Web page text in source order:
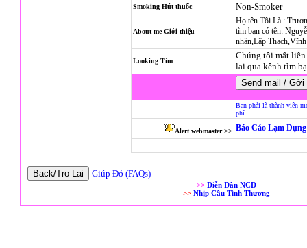
Smoking Hút thuốc Non-Smoker
About me Giới thiệu
Họ tên Tôi Là :
tìm bạn có tên:
nhân,Lập
Looking Tìm
Chúng tôi mất
lai qua kênh tìm
Bạn phải là thành viên
phí
Alert webmaster >> Báo Cáo Lạm
Giúp Đở (FAQs)
>> Diễn Đàn NCD
>> Nhịp Cầu Tình Thương